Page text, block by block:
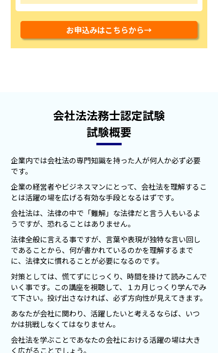
お申込みはこちらから→
会社法法務士認定試験
試験概要
企業内では会社法の専門知識を持った人が何人か必ず必要
です。
企業の経営者やビジネスマンにとって、会社法を理解するこ
とは活躍の場を広げる有効な手段となるはずです。
会社法は、法律の中で「難解」な法律だと言う人もいるよ
うですが、恐れることはありません。
法律全般に言える事ですが、言葉や表現が独特な言い回し
であることから、何が書かれているのかを理解するまで
に、法律文に慣れることが必要になるのです。
対策としては、慌てずにじっくり、時間を掛けて読みこんで
いく事です。この講座を視聴して、１カ月じっくり学んでみ
て下さい。投げ出さなければ、必ず方向性が見えてきます。
あなたが会社に関わり、活躍したいと考えるならば、いつ
かは挑戦しなくてはなりません。
会社法を学ぶことであなたの会社における活躍の場は大き
く広がることでしょう。